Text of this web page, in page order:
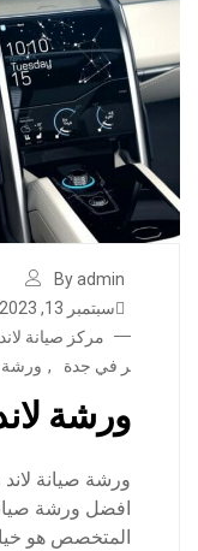
By admin
سبتمبر 13, 2023
مركز صيانة
ر في جدة
, ورشة
ورشة
ورشة صيانة
افضل ورشة
المتخصص هو